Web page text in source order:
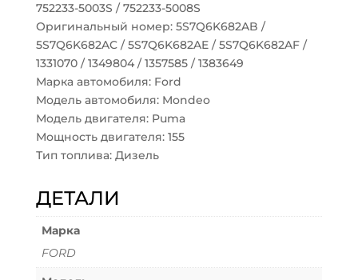
752233-5003S / 752233-5008S
Оригинальный номер: 5S7Q6K682AB /
5S7Q6K682AC / 5S7Q6K682AE / 5S7Q6K682AF /
1331070 / 1349804 / 1357585 / 1383649
Марка автомобиля: Ford
Модель автомобиля: Mondeo
Модель двигателя: Puma
Мощность двигателя: 155
Тип топлива: Дизель
ДЕТАЛИ
Марка
FORD